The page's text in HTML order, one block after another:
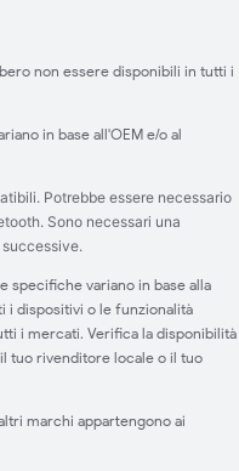
non essere disponibili in tutti i
in base all'OEM e/o al
Potrebbe essere necessario
Sono necessari una
specifiche variano in base alla
i dispositivi o le funzionalità
i mercati. Verifica la disponibilità
tuo rivenditore locale o il tuo
marchi appartengono ai